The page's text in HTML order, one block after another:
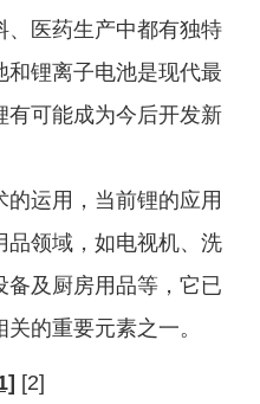
、医药生产中都有独特
和锂离子电池是现代最
有可能成为今后开发新
运用，当前锂的应用
品领域，如电视机、洗
及厨房用品等，它已
的重要元素之一。
[2]